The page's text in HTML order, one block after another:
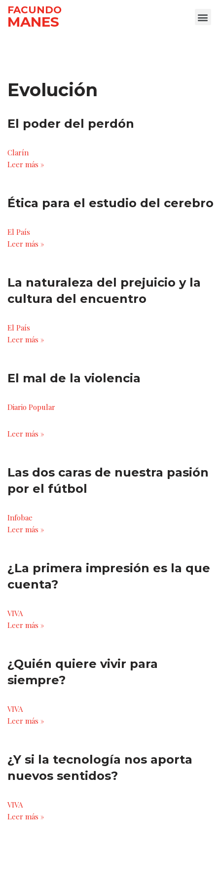
Ir
FACUNDO
MANES
Evolución
El poder del perdón
Clarín
Leer más »
Ética para el estudio del cerebro
El País
Leer más »
La naturaleza del prejuicio y la
cultura del encuentro
El País
Leer más »
El mal de la violencia
Diario Popular
Leer más »
Las dos caras de nuestra pasión
por el fútbol
Infobae
Leer más »
¿La primera impresión es la que
cuenta?
VIVA
Leer más »
¿Quién quiere vivir para
siempre?
VIVA
Leer más »
¿Y si la tecnología nos aporta
nuevos sentidos?
VIVA
Leer más »